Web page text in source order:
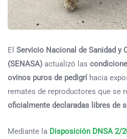
El Servicio Nacional de Sanidad y
(SENASA) actualizó las
ovinos puros de pedigríhacia
remates de reproductores que se
oficialmente declaradas libres de
Mediante la Disposición DNSA 2/